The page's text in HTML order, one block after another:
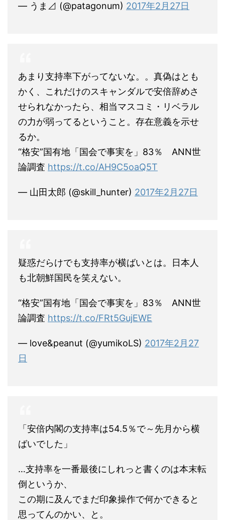
— うま⊿ (@patagonum) 2017年2月27日
あまり支持率下がってないな。。真偽はとも
かく、これだけのスキャンダルで安倍辞めさ
せられなかったら、相当マスコミ・リベラル
の力が弱ってるということ。存在意義を示せ
るか。
“格安”国有地「国会で事実を」83％ ANN世
論調査 https://t.co/AH9C5oaQ5T
— 山田太郎 (@skill_hunter) 2017年2月27日
疑惑だらけでも支持率が横ばいとは。日本人
も北朝鮮国民を笑えない。
“格安”国有地「国会で事実を」83％ ANN世
論調査 https://t.co/FRt5GujEWE
— love&peanut (@yumikoLS) 2017年2月27
日
「安倍内閣の支持率は54.5％で～先月から横
ばいでした」
…支持率を一番最後にしれっと書くのは本末転
倒というか、
この期に及んでまだ印象操作で何かできると
思ってんのかい、と。